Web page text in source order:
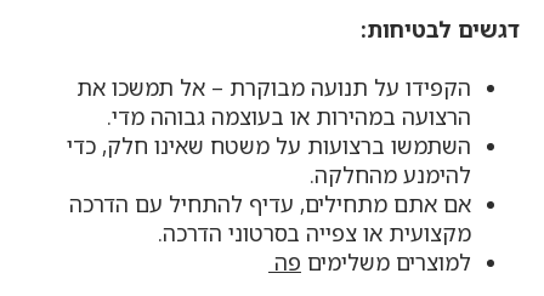
דגשים לבטיחות:
הקפידו על תנועה מבוקרת – אל תמשכו את
הרצועה במהירות או בעוצמה גבוהה מדי.
השתמשו ברצועות על משטח שאינו חלק, כדי
להימנע מהחלקה.
אם אתם מתחילים, עדיף להתחיל עם הדרכה
מקצועית או צפייה בסרטוני הדרכה.
למוצרים משלימים פה